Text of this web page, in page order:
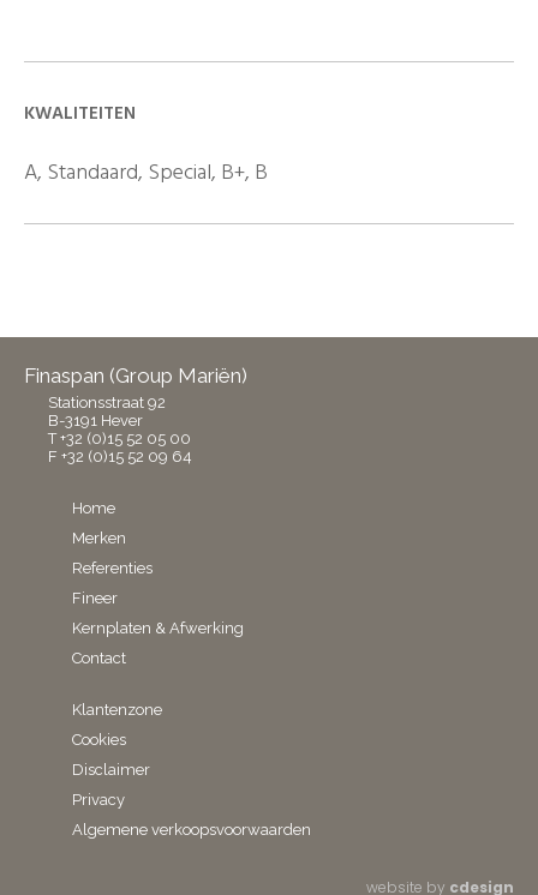
KWALITEITEN
A, Standaard, Special, B+, B
Finaspan (Group Mariën)
Stationsstraat 92
B-3191 Hever
T +32 (0)15 52 05 00
F +32 (0)15 52 09 64
Home
Merken
Referenties
Fineer
Kernplaten & Afwerking
Contact
Klantenzone
Cookies
Disclaimer
Privacy
Algemene verkoopsvoorwaarden
website by cdesign